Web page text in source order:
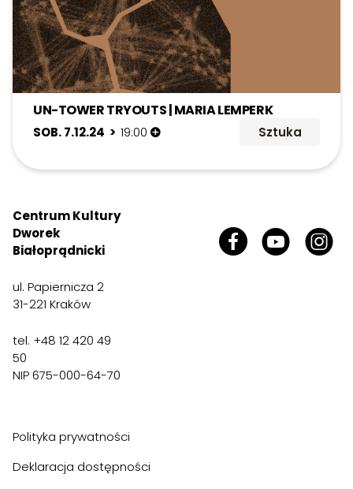
UN-TOWER TRYOUTS | MARIA LEMPERK
SOB. 7.12.24 > 19:00 Sztuka
Centrum Kultury
Dworek
Białoprądnicki
ul. Papiernicza 2
31-221 Kraków
tel. +48 12 420 49
50
NIP 675-000-64-70
Polityka prywatności
Deklaracja dostępności